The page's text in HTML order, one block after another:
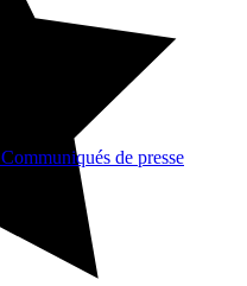
Communiqués de presse